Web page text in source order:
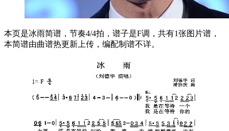
本页是冰雨简谱，节奏4/4拍，谱子是F调，共有1张图片谱，
本简谱由曲谱热更新上传，编配制谱不详。